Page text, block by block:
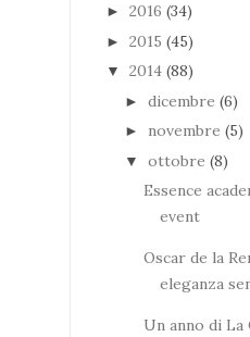
► 2016 (34)
► 2015 (45)
▼ 2014 (88)
► dicembre (6)
► novembre (5)
▼ ottobre (8)
Essence
event
Oscar de la
eleganza
Un anno di La